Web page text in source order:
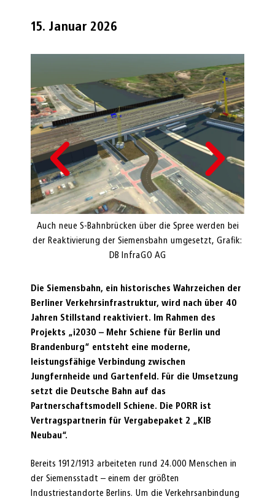
15. Januar 2026
Auch neue S-Bahnbrücken über die Spree werden bei
der Reaktivierung der Siemensbahn umgesetzt, Grafik:
DB InfraGO AG
Die Siemensbahn, ein historisches Wahrzeichen der
Berliner Verkehrsinfrastruktur, wird nach über 40
Jahren Stillstand reaktiviert. Im Rahmen des
Projekts „i2030 – Mehr Schiene für Berlin und
Brandenburg“ entsteht eine moderne,
leistungsfähige Verbindung zwischen
Jungfernheide und Gartenfeld. Für die Umsetzung
setzt die Deutsche Bahn auf das
Partnerschaftsmodell Schiene. Die PORR ist
Vertragspartnerin für Vergabepaket 2 „KIB
Neubau“.
Bereits 1912/1913 arbeiteten rund 24.000 Menschen in
der Siemensstadt – einem der größten
Industriestandorte Berlins. Um die Verkehrsanbindung